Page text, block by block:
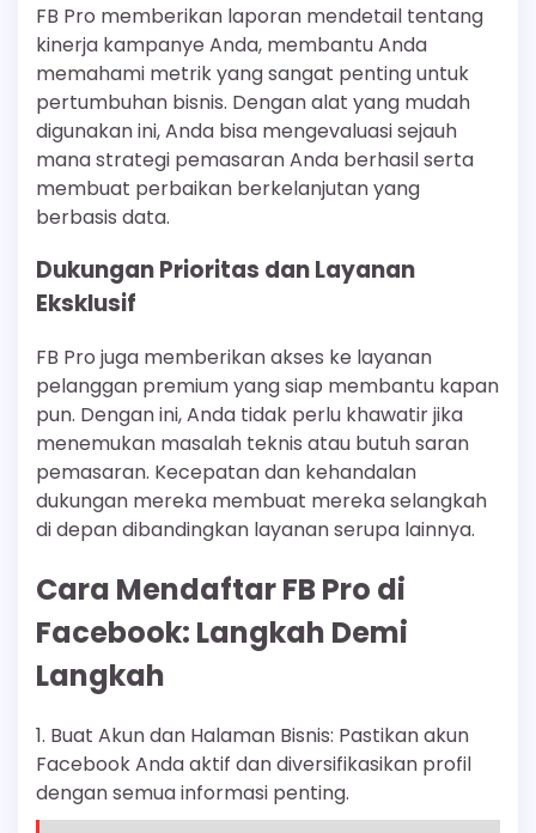
FB Pro memberikan laporan mendetail tentang
kinerja kampanye Anda, membantu Anda
memahami metrik yang sangat penting untuk
pertumbuhan bisnis. Dengan alat yang mudah
digunakan ini, Anda bisa mengevaluasi sejauh
mana strategi pemasaran Anda berhasil serta
membuat perbaikan berkelanjutan yang
berbasis data.
Dukungan Prioritas dan Layanan
Eksklusif
FB Pro juga memberikan akses ke layanan
pelanggan premium yang siap membantu kapan
pun. Dengan ini, Anda tidak perlu khawatir jika
menemukan masalah teknis atau butuh saran
pemasaran. Kecepatan dan kehandalan
dukungan mereka membuat mereka selangkah
di depan dibandingkan layanan serupa lainnya.
Cara Mendaftar FB Pro di
Facebook: Langkah Demi
Langkah
1. Buat Akun dan Halaman Bisnis: Pastikan akun
Facebook Anda aktif dan diversifikasikan profil
dengan semua informasi penting.